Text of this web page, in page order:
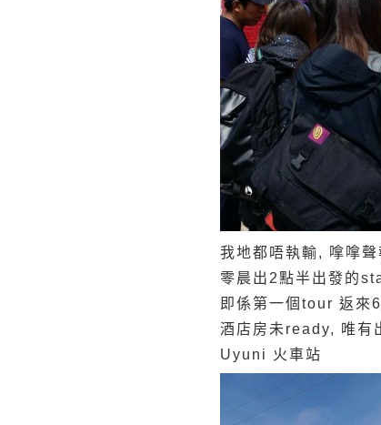
我地都唔執輸, 嗱嗱
零晨出2點半出發的
即係第一個tour 返來
酒店房未ready, 唯有
Uyuni 火車站